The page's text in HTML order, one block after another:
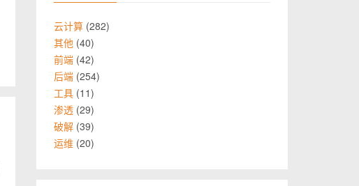
云计算 282
其他 40
前端 42
后端 254
工具 11
渗透 29
破解 39
运维 20